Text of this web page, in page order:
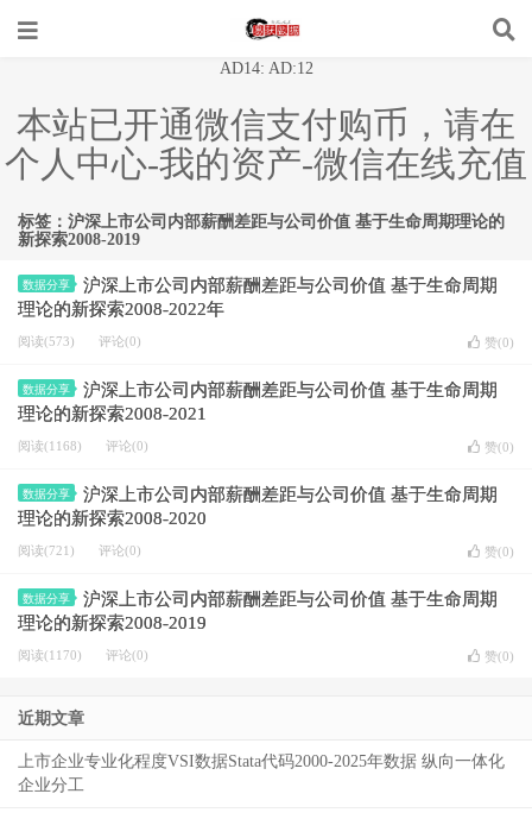
AD14: AD:12
本站已开通微信支付购币，请在
个人中心-我的资产-微信在线充值
标签：沪深上市公司内部薪酬差距与公司价值 基于生命周期理论的
新探索2008-2019
数据分享
沪深上市公司内部薪酬差距与公司价值 基于生命周期
理论的新探索2008-2022年
阅读(573) 评论(0) 赞(0)
数据分享
沪深上市公司内部薪酬差距与公司价值 基于生命周期
理论的新探索2008-2021
阅读(1168) 评论(0) 赞(0)
数据分享
沪深上市公司内部薪酬差距与公司价值 基于生命周期
理论的新探索2008-2020
阅读(721) 评论(0) 赞(0)
数据分享
沪深上市公司内部薪酬差距与公司价值 基于生命周期
理论的新探索2008-2019
阅读(1170) 评论(0) 赞(0)
近期文章
上市企业专业化程度VSI数据Stata代码2000-2025年数据 纵向一体化
企业分工